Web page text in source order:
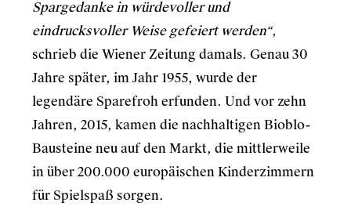
Spargedanke in würdevoller und
eindrucksvoller Weise gefeiert werden“,
schrieb die Wiener Zeitung damals. Genau 30
Jahre später, im Jahr 1955, wurde der
legendäre Sparefroh erfunden. Und vor zehn
Jahren, 2015, kamen die nachhaltigen Bioblo-
Bausteine neu auf den Markt, die mittlerweile
in über 200.000 europäischen Kinderzimmern
für Spielspaß sorgen.